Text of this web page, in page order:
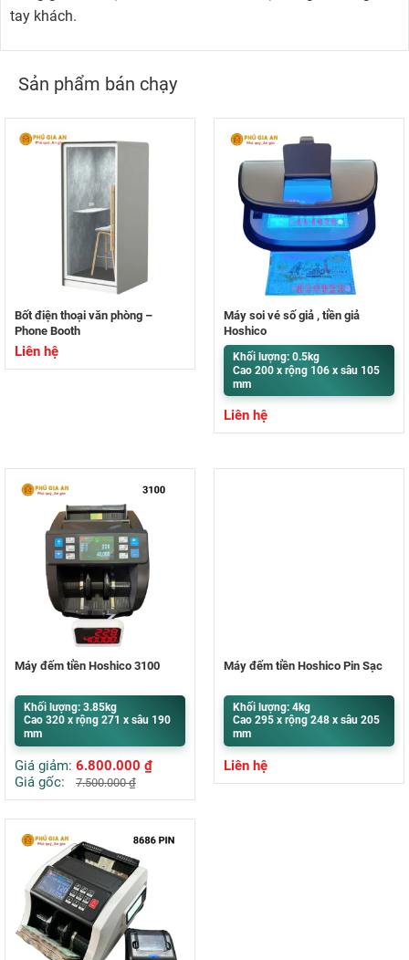
tay khách.
Sản phẩm bán chạy
Bốt điện thoại văn phòng –
Phone Booth
Liên hệ
Máy soi vé số giả , tiền giả
Hoshico
Khối lượng: 0.5kg
Cao 200 x rộng 106 x sâu 105
mm
Liên hệ
Máy đếm tiền Hoshico 3100
Khối lượng: 3.85kg
Cao 320 x rộng 271 x sâu 190
mm
Giá giảm: 6.800.000 ₫
Giá gốc:
7.500.000₫
Máy đếm tiền Hoshico Pin Sạc
Khối lượng: 4kg
Cao 295 x rộng 248 x sâu 205
mm
Liên hệ